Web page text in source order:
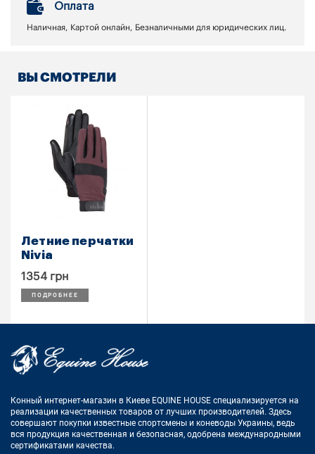
Оплата
Наличная, Картой онлайн, Безналичными для юридических лиц.
ВЫ СМОТРЕЛИ
Летние перчатки
Nivia
1354 грн
ПОДРОБНЕЕ
Конный интернет-магазин в Киеве EQUINE HOUSE специализируется на
реализации качественных товаров от лучших производителей. Здесь
совершают покупки известные спортсмены и коневоды Украины, ведь
вся продукция качественная и безопасная, одобрена международными
сертификатами качества.